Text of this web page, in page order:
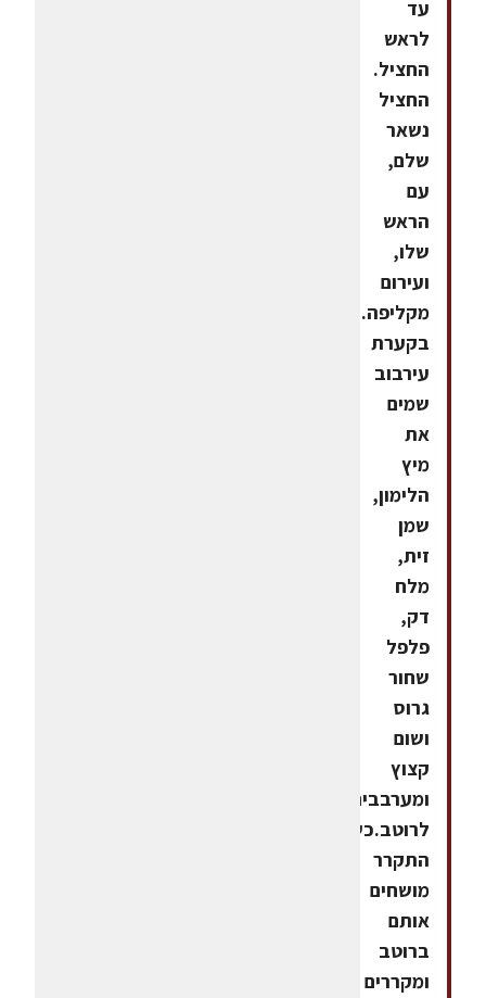
עד
לראש
החציל.
החציל
נשאר
שלם,
עם
הראש
שלו,
ועירום
מקליפה.
בקערת
עירבוב
שמים
את
מיץ
הלימון,
שמן
זית,
מלח
דק,
פלפל
שחור
גרוס
ושום
קצוץ
ומערבבים
לרוטב.כשהחציל
התקרר
מושחים
אותם
ברוטב
ומקררים